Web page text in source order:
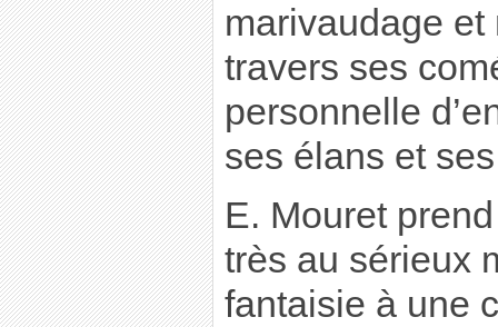
marivaudage
travers ses
personnelle
ses élans et
E. Mouret
très au sérieux
fantaisie à une